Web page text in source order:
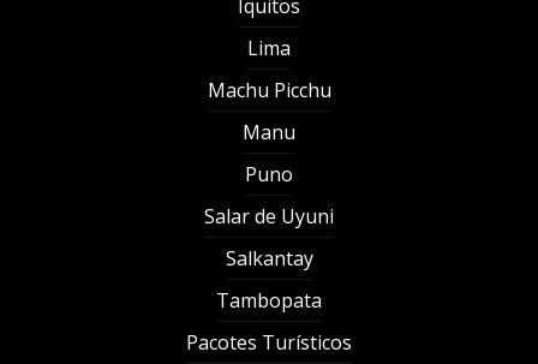
Iquitos
Lima
Machu Picchu
Manu
Puno
Salar de Uyuni
Salkantay
Tambopata
Pacotes Turísticos